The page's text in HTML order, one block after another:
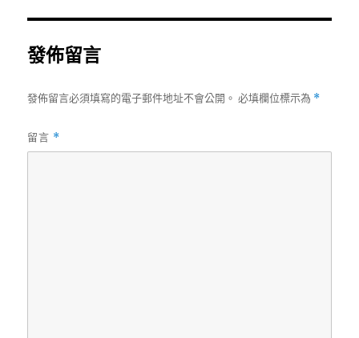
發佈留言
發佈留言必須填寫的電子郵件地址不會公開。 必填欄位標示為 *
留言 *